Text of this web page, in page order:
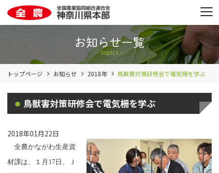
トップページ お知らせ 2018年 鳥獣害対策研修会で電気柵を学ぶ
鳥獣害対策研修会で電気柵を学ぶ
2018年01月22日
全農かながわ生産資
材課は、１月17日、Ｊ